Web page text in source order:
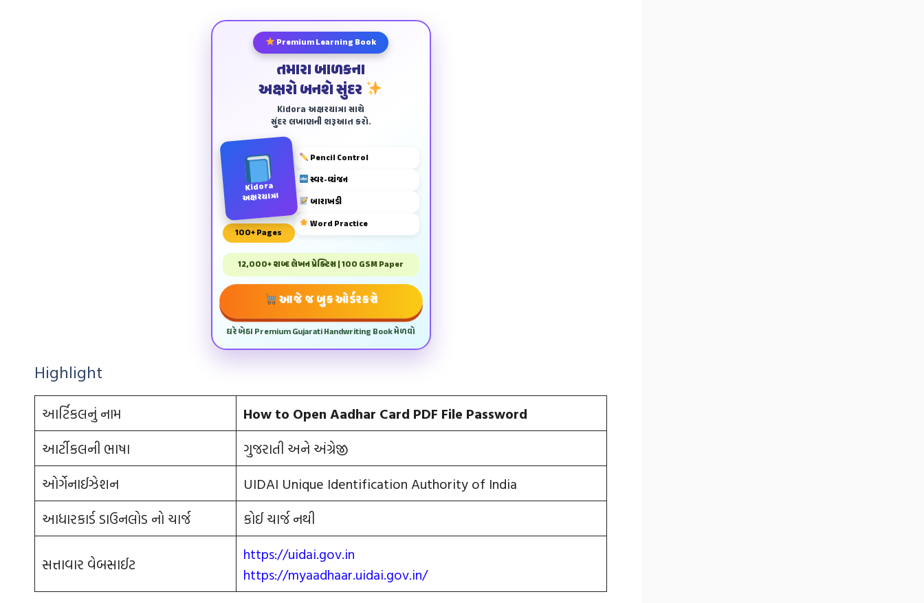
Premium Learning Book
તમારા બાળકના
અક્ષરો બનશે સુંદર
Kidora અક્ષરયાત્રા સાથે
સુંદર લખાણની શરૂઆત કરો.
Kidora
અક્ષરયાત્રા
100+ Pages
Pencil Control
સ્વર-વ્યંજન
બારાખડી
Word Practice
12,000+ શબ્દ લેખન પ્રેક્ટિસ | 100 GSM Paper
આજે જ બુક ઓર્ડર કરો
ઘરે બેઠા Premium Gujarati Handwriting Book મેળવો
Highlight
આર્ટિકલનું નામ
How to Open Aadhar Card PDF File Password
આર્ટીકલની ભાષા
ગુજરાતી અને અંગ્રેજી
ઓર્ગેનાઈઝેશન
UIDAI Unique Identification Authority of India
આધારકાર્ડ ડાઉનલોડ નો ચાર્જ
કોઈ ચાર્જ નથી
સત્તાવાર વેબસાઈટ
https://uidai.gov.in
https://myaadhaar.uidai.gov.in/